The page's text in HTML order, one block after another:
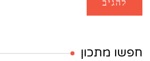
חפשו מתכון